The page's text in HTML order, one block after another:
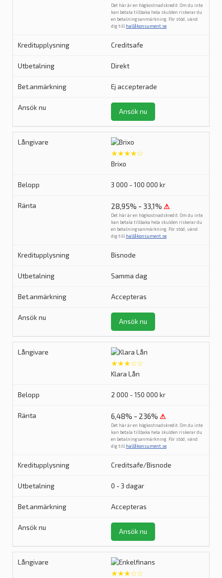
Det här är en högkostnadskredit. Om du inte
kan betala tillbaka hela skulden riskerar du
en betalningsanmärkning. För stöd, vänd
dig till hallåkonsument.se
Creditsafe
Direkt
Ej accepterade
Ansök nu
★★★★☆
Brixo
3 000 - 100 000 kr
28,95% - 33,1% ⚠
Det här är en högkostnadskredit. Om du inte
kan betala tillbaka hela skulden riskerar du
en betalningsanmärkning. För stöd, vänd
dig till hallåkonsument.se
Bisnode
Samma dag
Accepteras
Ansök nu
★★★☆☆
Klara Lån
2 000 - 150 000 kr
6,48% - 236% ⚠
Det här är en högkostnadskredit. Om du inte
kan betala tillbaka hela skulden riskerar du
en betalningsanmärkning. För stöd, vänd
dig till hallåkonsument.se
Creditsafe/Bisnode
0 - 3 dagar
Accepteras
Ansök nu
★★★☆☆